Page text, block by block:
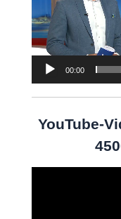
00:00
YouTube-